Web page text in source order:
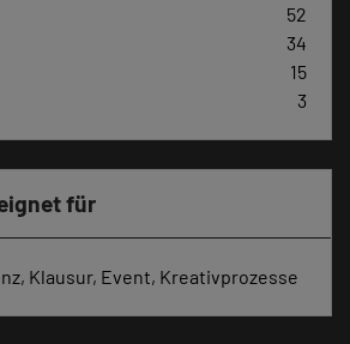
52
34
15
3
für
Klausur, Event, Kreativprozesse